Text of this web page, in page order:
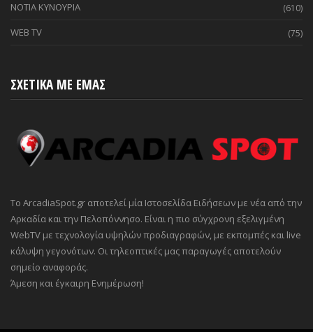
ΝΟΤΙΑ ΚΥΝΟΥΡΙΑ (610)
WEB TV (75)
ΣΧΕΤΙΚΑ ΜΕ ΕΜΑΣ
Το ArcadiaSpot.gr αποτελεί μία Ιστοσελίδα Ειδήσεων με νέα από την
Αρκαδία και την Πελοπόννησο. Είναι η πιο σύγχρονη εξελιγμένη
WebTV με τεχνολογία υψηλών προδιαγραφών, με εκπομπές και live
κάλυψη γεγονότων. Οι τηλεοπτικές μας παραγωγές αποτελούν
σημείο αναφοράς.
Άμεση και έγκαιρη Ενημέρωση!